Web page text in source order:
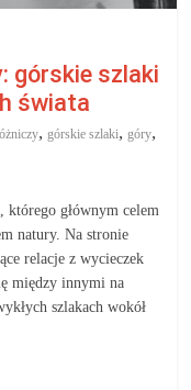
górskie szlaki
świata
,górskie szlaki,góry,
którego głównym celem
natury. Na stronie
relacje z wycieczek
między innymi na
szlakach wokół